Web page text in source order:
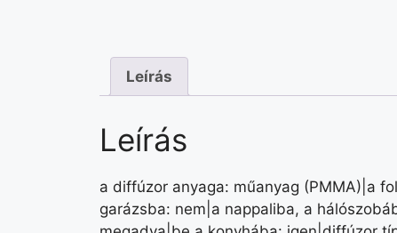
Leírás
Leírás
a diffúzor anyaga: műanyag (PMMA)|a
garázsba: nem|a nappaliba, a